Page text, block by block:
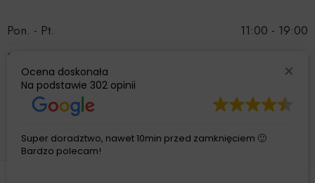
Pon. - Pt.
11:00 - 19:00
Sobota
Niedziela
Ocena doskonała
Na podstawie 302 opinii
Super doradztwo, nawet 10min przed zamknięciem 🙂
Bardzo polecam!